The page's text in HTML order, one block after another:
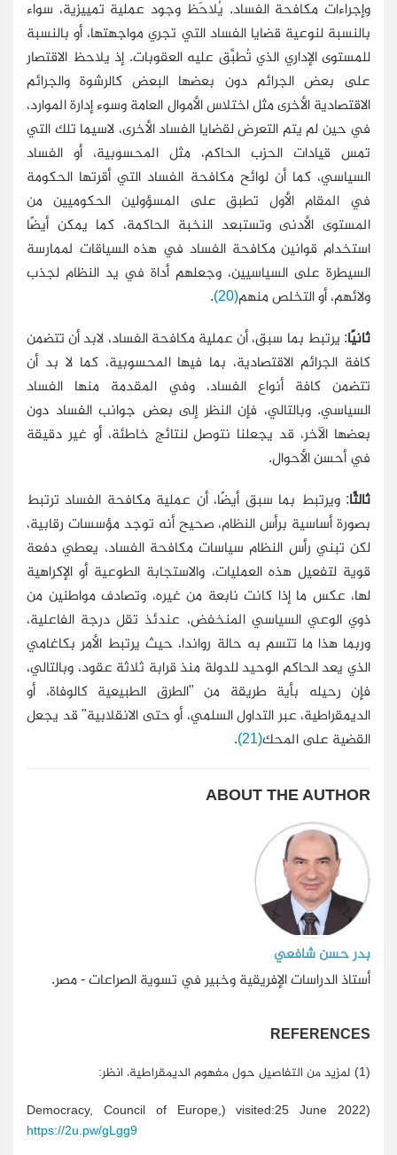
وإجراءات مكافحة الفساد. يُلاحَظ وجود عملية تمييزية، سواء
بالنسبة لنوعية قضايا الفساد التي تجري مواجهتها، أو بالنسبة
للمستوى الإداري الذي تُطبَّق عليه العقوبات. إذ يلاحظ الاقتصار
على بعض الجرائم دون بعضها البعض كالرشوة والجرائم
الاقتصادية الأخرى مثل اختلاس الأموال العامة وسوء إدارة الموارد،
في حين لم يتم التعرض لقضايا الفساد الأخرى، لاسيما تلك التي
تمس قيادات الحزب الحاكم، مثل المحسوبية، أو الفساد
السياسي، كما أن لوائح مكافحة الفساد التي أقرتها الحكومة
في المقام الأول تطبق على المسؤولين الحكوميين من
المستوى الأدنى وتستبعد النخبة الحاكمة، كما يمكن أيضًا
استخدام قوانين مكافحة الفساد في هذه السياقات لممارسة
السيطرة على السياسيين، وجعلهم أداة في يد النظام لجذب
ولائهم، أو التخلص منهم(20)
.
ثانيًا: يرتبط بما سبق، أن عملية مكافحة الفساد، لابد أن تتضمن
كافة الجرائم الاقتصادية، بما فيها المحسوبية، كما لا بد أن
تتضمن كافة أنواع الفساد، وفي المقدمة منها الفساد
السياسي. وبالتالي، فإن النظر إلى بعض جوانب الفساد دون
بعضها الآخر، قد يجعلنا نتوصل لنتائج خاطئة، أو غير دقيقة
في أحسن الأحوال.
ثالثًا: ويرتبط بما سبق أيضًا، أن عملية مكافحة الفساد ترتبط
بصورة أساسية برأس النظام، صحيح أنه توجد مؤسسات رقابية،
لكن تبني رأس النظام سياسات مكافحة الفساد، يعطي دفعة
قوية لتفعيل هذه العمليات، والاستجابة الطوعية أو الإكراهية
لها، عكس ما إذا كانت نابعة من غيره، وتصادف مواطنين من
ذوي الوعي السياسي المنخفض، عندئذ تقل درجة الفاعلية،
وربما هذا ما تتسم به حالة رواندا، حيث يرتبط الأمر بكاغامي
الذي يعد الحاكم الوحيد للدولة منذ قرابة ثلاثة عقود، وبالتالي،
فإن رحيله بأية طريقة من "الطرق الطبيعية كالوفاة، أو
الديمقراطية، عبر التداول السلمي، أو حتى الانقلابية" قد يجعل
القضية على المحك(21)
.
ABOUT THE AUTHOR
بدر حسن شافعي
أستاذ الدراسات الإفريقية وخبير في تسوية الصراعات - مصر.
REFERENCES
(1) لمزيد من التفاصيل حول مفهوم الديمقراطية، انظر:
Democracy, Council of Europe,) visited:25 June 2022)
https://2u.pw/gLgg9